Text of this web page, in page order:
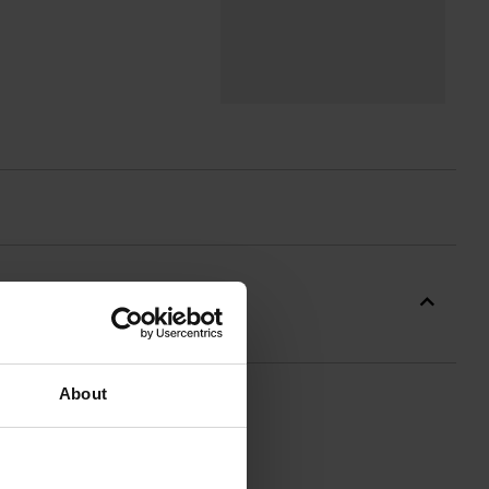
About